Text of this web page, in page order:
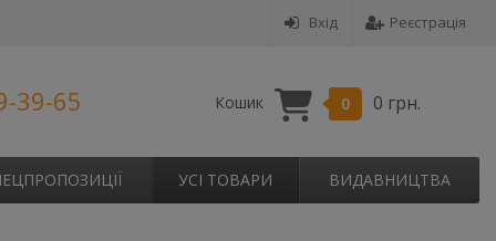
Вхід Реєстрація
39-65 Кошик 0 0 грн.
УСІ ТОВАРИ ВИДАВНИЦТВА